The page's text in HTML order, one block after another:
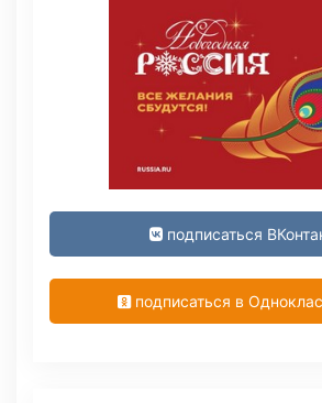
подписаться
подписаться в